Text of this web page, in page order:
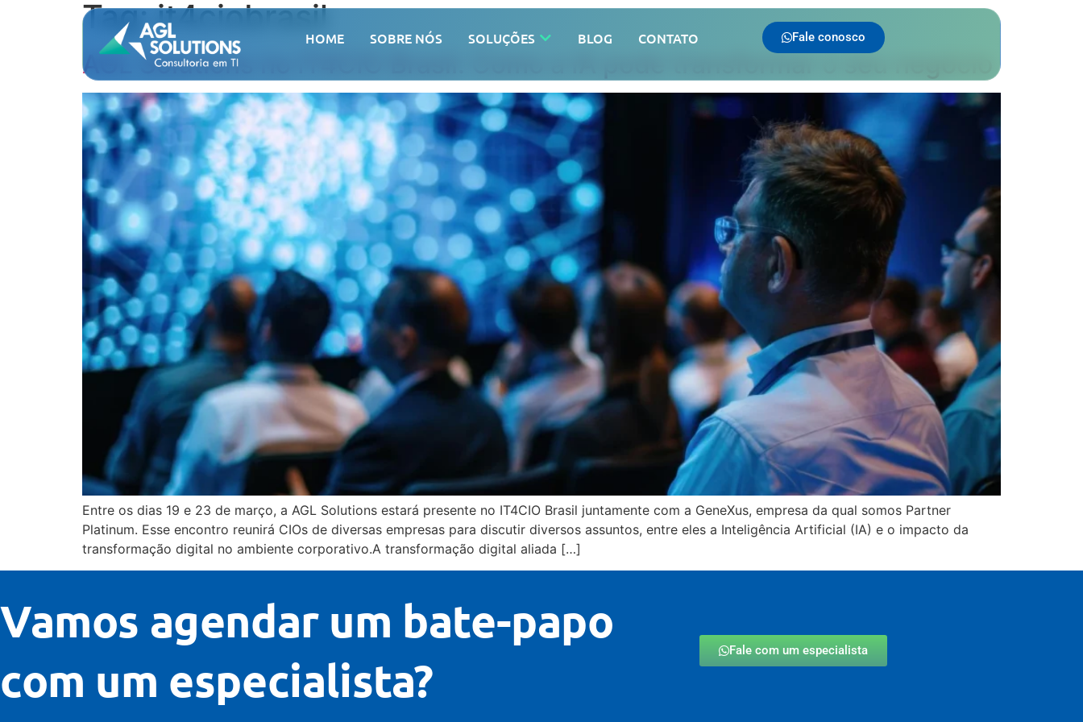
HOME SOBRE NÓS SOLUÇÕES BLOG CONTATO Fale conosco
Tag:it4ciobrasil
AGL Solutions no IT4CIO Brasil: Como a IA pode transformar o seu negócio
Entre os dias 19 e 23 de março, a AGL Solutions estará presente no IT4CIO Brasil juntamente com a GeneXus, empresa da qual somos Partner
Platinum. Esse encontro reunirá CIOs de diversas empresas para discutir diversos assuntos, entre eles a Inteligência Artificial (IA) e o impacto da
transformação digital no ambiente corporativo.A transformação digital aliada […]
Vamos agendar um bate-papo
com um especialista?
Fale com um especialista